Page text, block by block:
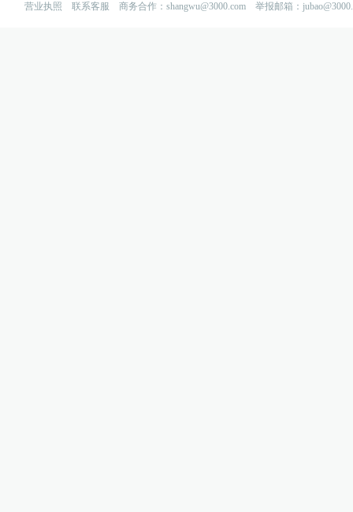
营业执照
联系客服 商务合作：shangwu@3000.com 举报邮箱：